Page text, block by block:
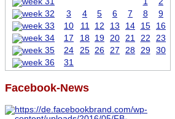
3
4 5 6 7 8
9
10
11 12 13 14 15
16
17
18 19 20 21 22
23
24
25 26 27 28 29
30
31
Facebook-News